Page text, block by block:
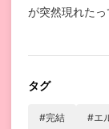
が突然現れたっ
タグ
#完結 #エ